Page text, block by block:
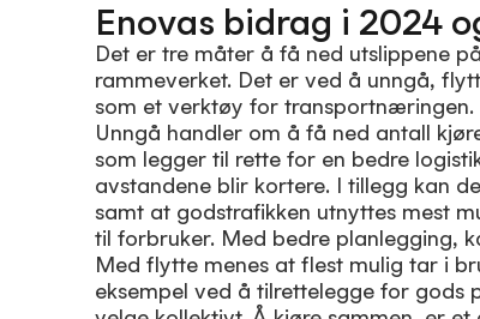
Enovas bidrag i 2024
Det er tre måter å få ned utslippene
rammeverket. Det er ved å unngå,
som et verktøy for transportnæringen.
Unngå handler om å få ned antall
som legger til rette for en bedre
avstandene blir kortere. I tillegg kan
samt at godstrafikken utnyttes mest
til forbruker. Med bedre planlegging,
Med flytte menes at flest mulig tar i
eksempel ved å tilrettelegge for gods